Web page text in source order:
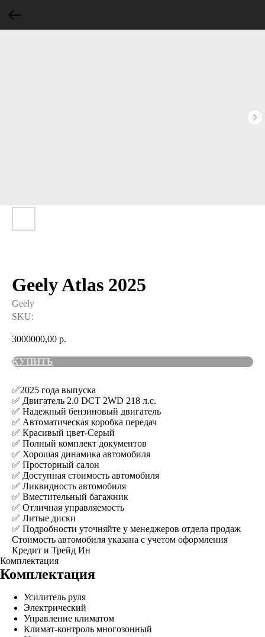
Geely Atlas 2025
Geely
SKU:
3000000,00 р.
КУПИТЬ
✅2025 года выпуска
✅ Двигатель 2.0 DCT 2WD 218 л.с.
✅ Надежный бензиновый двигатель
✅ Автоматическая коробка передач
✅ Красивый цвет-Серый
✅ Полный комплект документов
✅ Хорошая динамика автомобиля
✅ Просторный салон
✅ Доступная стоимость автомобиля
✅ Ликвидность автомобиля
✅ Вместительный багажник
✅ Отличная управляемость
✅ Литые диски
✅ Подробности уточняйте у менеджеров отдела продаж
Стоимость автомобиля указана с учетом оформления
Кредит и Трейд Ин
Комплектация
Комплектация
Усилитель руля
Электрический
Управление климатом
Климат-контроль многозонный